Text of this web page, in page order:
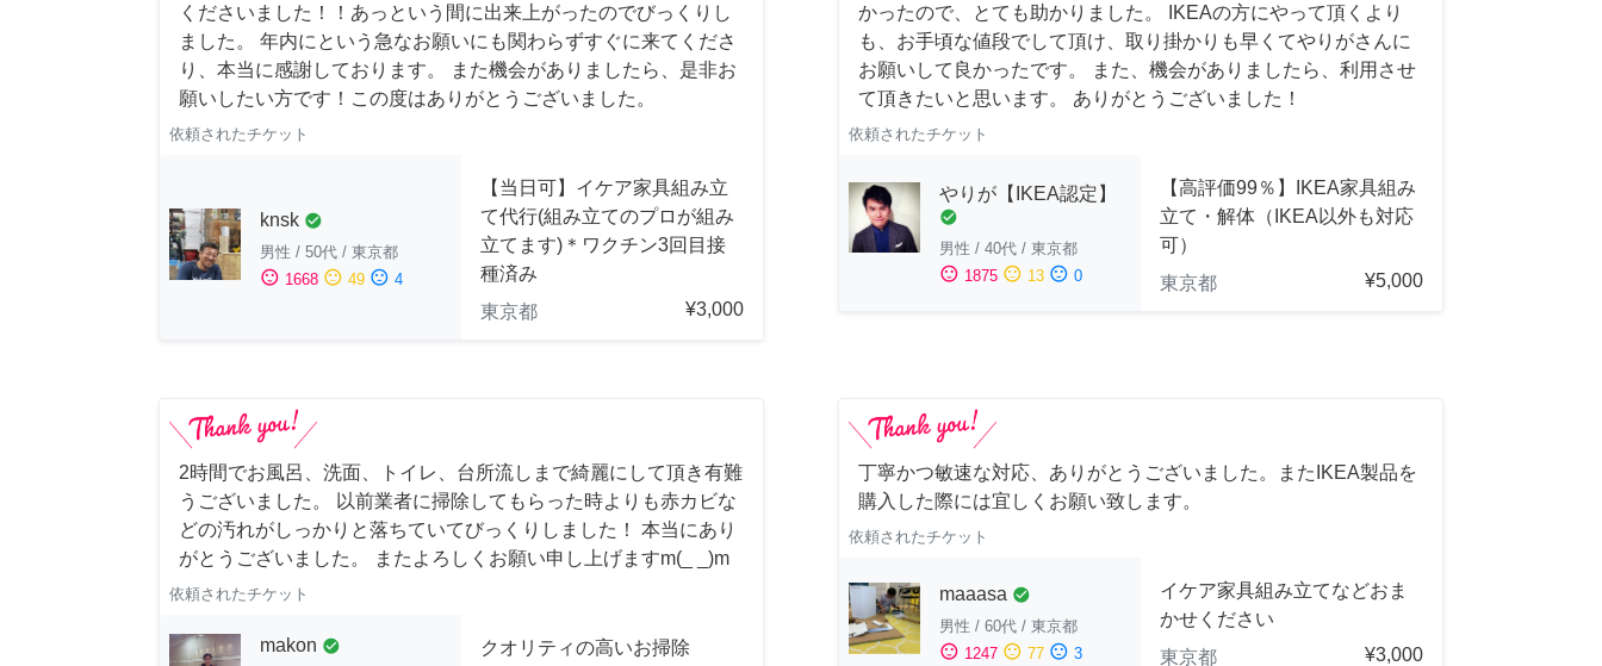
くださいました！！あっという間に出来上がったのでびっくりし
ました。 年内にという急なお願いにも関わらずすぐに来てくださ
り、本当に感謝しております。 また機会がありましたら、是非お
願いしたい方です！この度はありがとうございました。
依頼されたチケット
knsk check_circle
男性 / 50代 / 東京都
sentiment_satisfied 1668 sentiment_neutral 49 sentiment_dissatisfied 4
【当日可】イケア家具組み立
て代行(組み立てのプロが組み
立てます)＊ワクチン3回目接
種済み
東京都
¥3,000
かったので、とても助かりました。 IKEAの方にやって頂くより
も、お手頃な値段でして頂け、取り掛かりも早くてやりがさんに
お願いして良かったです。 また、機会がありましたら、利用させ
て頂きたいと思います。 ありがとうございました！
依頼されたチケット
やりが【IKEA認定】
check_circle
男性 / 40代 / 東京都
sentiment_satisfied 1875 sentiment_neutral 13 sentiment_dissatisfied 0
【高評価99％】IKEA家具組み
立て・解体（IKEA以外も対応
可）
東京都
¥5,000
2時間でお風呂、洗面、トイレ、台所流しまで綺麗にして頂き有難
うございました。 以前業者に掃除してもらった時よりも赤カビな
どの汚れがしっかりと落ちていてびっくりしました！ 本当にあり
がとうございました。 またよろしくお願い申し上げますm(_ _)m
依頼されたチケット
makon check_circle
クオリティの高いお掃除
丁寧かつ敏速な対応、ありがとうございました。またIKEA製品を
購入した際には宜しくお願い致します。
依頼されたチケット
maaasa check_circle
男性 / 60代 / 東京都
sentiment_satisfied 1247 sentiment_neutral 77 sentiment_dissatisfied 3
イケア家具組み立てなどおま
かせください
東京都
¥3,000